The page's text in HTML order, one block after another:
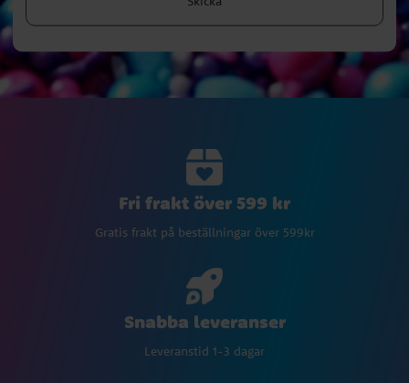
Fri frakt över 599 kr
Gratis frakt på beställningar över 599kr
Snabba leveranser
Leveranstid 1-3 dagar